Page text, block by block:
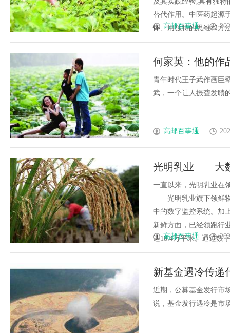
替代作用。中医药起源
怀、用独特的思维和方
高邮百事通
何家英：他的作
青年时代王子武作画巨
武，一个让人振聋发聩
高邮百事通
光明乳业——大
一直以来，光明乳业在
——光明乳业旗下领鲜
中的数字监控系统。加
新鲜方面，已经领跑行
达18.4万平米。通过数
高邮百事通
新基金遇冷传递
近期，公募基金发行市
说，基金发行遇冷是市